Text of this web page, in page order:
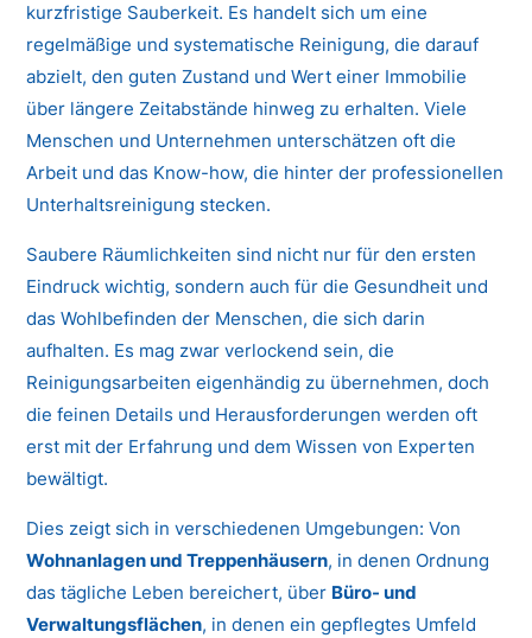
kurzfristige Sauberkeit. Es handelt sich um eine
regelmäßige und systematische Reinigung, die darauf
abzielt, den guten Zustand und Wert einer Immobilie
über längere Zeitabstände hinweg zu erhalten. Viele
Menschen und Unternehmen unterschätzen oft die
Arbeit und das Know-how, die hinter der professionellen
Unterhaltsreinigung stecken.
Saubere Räumlichkeiten sind nicht nur für den ersten
Eindruck wichtig, sondern auch für die Gesundheit und
das Wohlbefinden der Menschen, die sich darin
aufhalten. Es mag zwar verlockend sein, die
Reinigungsarbeiten eigenhändig zu übernehmen, doch
die feinen Details und Herausforderungen werden oft
erst mit der Erfahrung und dem Wissen von Experten
bewältigt.
Dies zeigt sich in verschiedenen Umgebungen: Von
Wohnanlagen und Treppenhäusern, in denen Ordnung
das tägliche Leben bereichert, über Büro- und
Verwaltungsflächen, in denen ein gepflegtes Umfeld